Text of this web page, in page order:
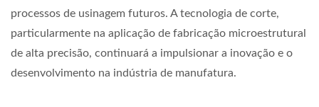
processos de usinagem futuros. A tecnologia de corte,
particularmente na aplicação de fabricação microestrutural
de alta precisão, continuará a impulsionar a inovação e o
desenvolvimento na indústria de manufatura.